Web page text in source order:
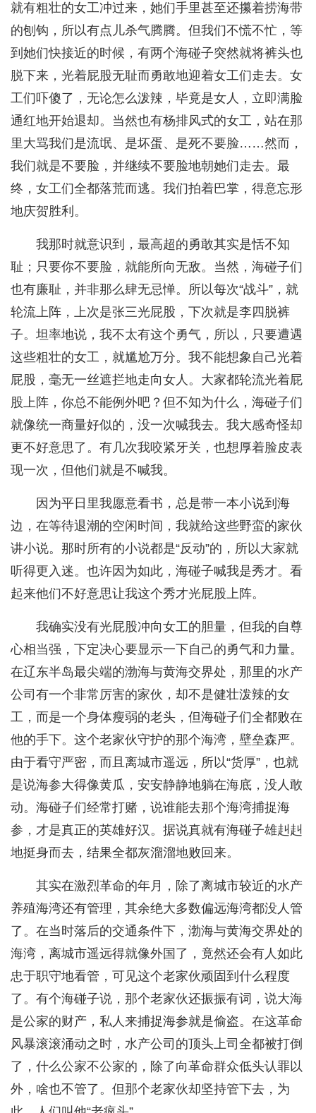
就有粗壮的女工冲过来，她们手里甚至还攥着捞海带
的刨钩，所以有点儿杀气腾腾。但我们不慌不忙，等
到她们快接近的时候，有两个海碰子突然就将裤头也
脱下来，光着屁股无耻而勇敢地迎着女工们走去。女
工们吓傻了，无论怎么泼辣，毕竟是女人，立即满脸
通红地开始退却。当然也有杨排风式的女工，站在那
里大骂我们是流氓、是坏蛋、是死不要脸……然而，
我们就是不要脸，并继续不要脸地朝她们走去。最
终，女工们全都落荒而逃。我们拍着巴掌，得意忘形
地庆贺胜利。
我那时就意识到，最高超的勇敢其实是恬不知
耻；只要你不要脸，就能所向无敌。当然，海碰子们
也有廉耻，并非那么肆无忌惮。所以每次“战斗”，就
轮流上阵，上次是张三光屁股，下次就是李四脱裤
子。坦率地说，我不太有这个勇气，所以，只要遭遇
这些粗壮的女工，就尴尬万分。我不能想象自己光着
屁股，毫无一丝遮拦地走向女人。大家都轮流光着屁
股上阵，你总不能例外吧？但不知为什么，海碰子们
就像统一商量好似的，没一次喊我去。我大感奇怪却
更不好意思了。有几次我咬紧牙关，也想厚着脸皮表
现一次，但他们就是不喊我。
因为平日里我愿意看书，总是带一本小说到海
边，在等待退潮的空闲时间，我就给这些野蛮的家伙
讲小说。那时所有的小说都是“反动”的，所以大家就
听得更入迷。也许因为如此，海碰子喊我是秀才。看
起来他们不好意思让我这个秀才光屁股上阵。
我确实没有光屁股冲向女工的胆量，但我的自尊
心相当强，下定决心要显示一下自己的勇气和力量。
在辽东半岛最尖端的渤海与黄海交界处，那里的水产
公司有一个非常厉害的家伙，却不是健壮泼辣的女
工，而是一个身体瘦弱的老头，但海碰子们全都败在
他的手下。这个老家伙守护的那个海湾，壁垒森严。
由于看守严密，而且离城市遥远，所以“货厚”，也就
是说海参大得像黄瓜，安安静静地躺在海底，没人敢
动。海碰子们经常打赌，说谁能去那个海湾捕捉海
参，才是真正的英雄好汉。据说真就有海碰子雄赳赳
地挺身而去，结果全都灰溜溜地败回来。
其实在激烈革命的年月，除了离城市较近的水产
养殖海湾还有管理，其余绝大多数偏远海湾都没人管
了。在当时落后的交通条件下，渤海与黄海交界处的
海湾，离城市遥远得就像外国了，竟然还会有人如此
忠于职守地看管，可见这个老家伙顽固到什么程度
了。有个海碰子说，那个老家伙还振振有词，说大海
是公家的财产，私人来捕捉海参就是偷盗。在这革命
风暴滚滚涌动之时，水产公司的顶头上司全都被打倒
了，什么公家不公家的，除了向革命群众低头认罪以
外，啥也不管了。但那个老家伙却坚持管下去，为